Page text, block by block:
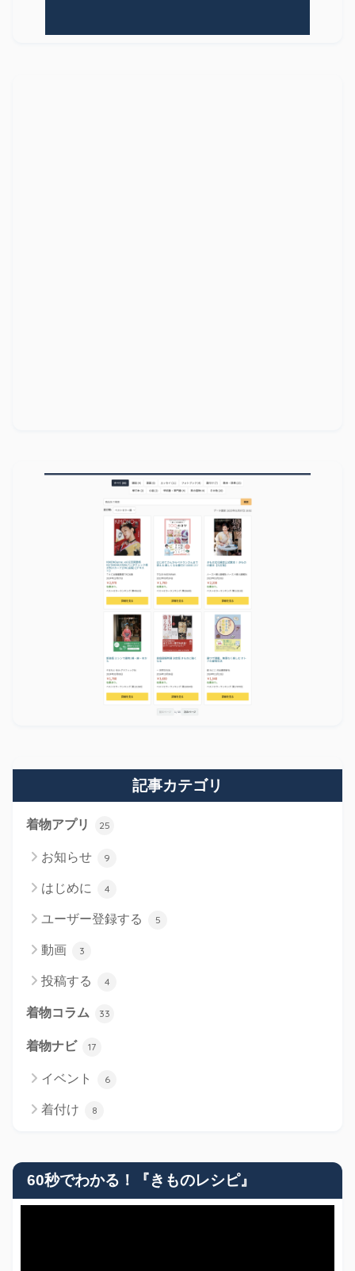
記事カテゴリ
着物アプリ 25
お知らせ 9
はじめに 4
ユーザー登録する 5
動画 3
投稿する 4
着物コラム 33
着物ナビ 17
イベント 6
着付け 8
60秒でわかる！『きものレシピ』